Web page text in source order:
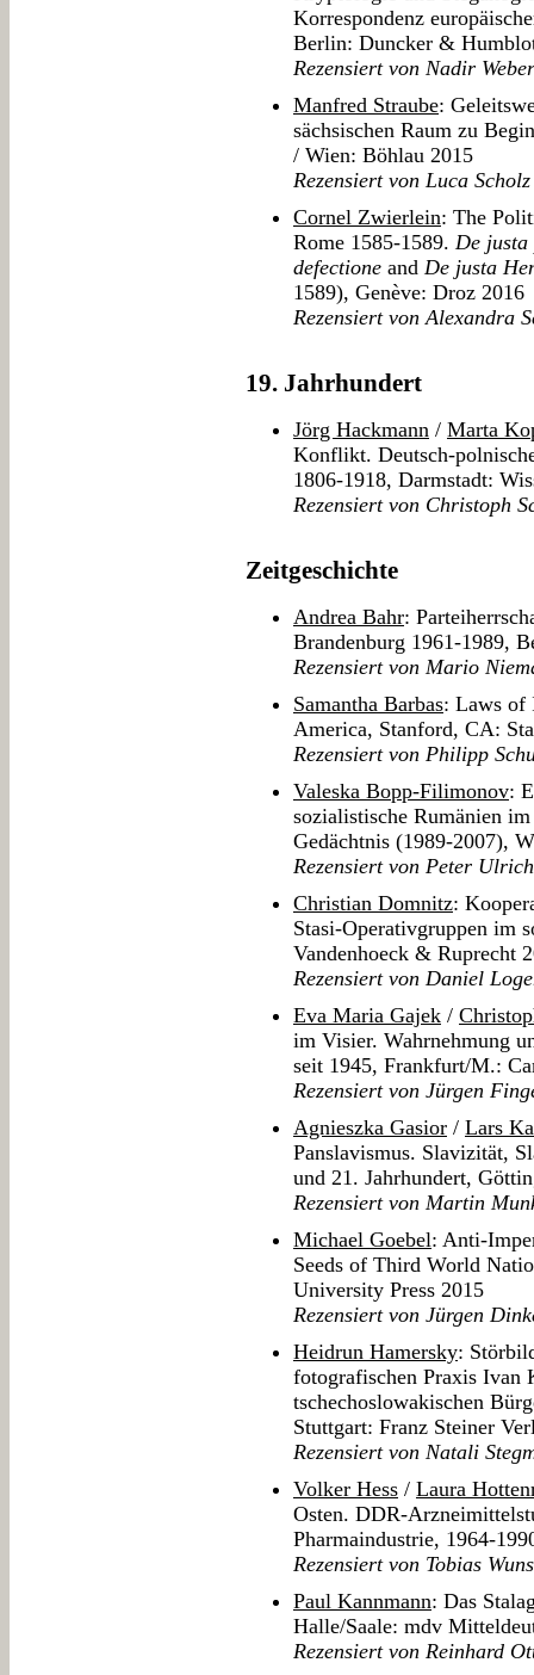
Korrespondenz
Berlin: Duncker &
Rezensiert von Nadir Weber
Manfred Straube:
sächsischen Raum zu
/ Wien: Böhlau 2015
Rezensiert von Luca Scholz
Cornel Zwierlein: The
Rome 1585-1589. De
defectione and De justa
1589), Genève: Droz 2016
Rezensiert von Alexandra
19. Jahrhundert
Jörg Hackmann / Marta
Konflikt. Deutsch-
1806-1918, Darmstadt:
Rezensiert von Christoph
Zeitgeschichte
Andrea Bahr:
Brandenburg 1961-1989,
Rezensiert von Mario
Samantha Barbas: Laws of
America, Stanford, CA:
Rezensiert von Philipp
Valeska Bopp-Filimonov:
sozialistische Rumänien
Gedächtnis (1989-2007),
Rezensiert von Peter
Christian Domnitz:
Stasi-Operativgruppen im
Vandenhoeck & Ruprecht
Rezensiert von Daniel
Eva Maria Gajek /
im Visier. Wahrnehmung
seit 1945, Frankfurt/M.:
Rezensiert von Jürgen
Agnieszka Gasior / Lars
Panslavismus. Slavizität,
und 21. Jahrhundert,
Rezensiert von Martin
Michael Goebel: Anti-
Seeds of Third World
University Press 2015
Rezensiert von Jürgen
Heidrun Hamersky:
fotografischen Praxis Ivan
tschechoslowakischen
Stuttgart: Franz Steiner
Rezensiert von Natali
Volker Hess / Laura
Osten. DDR-
Pharmaindustrie, 1964-
Rezensiert von Tobias
Paul Kannmann: Das
Halle/Saale: mdv
Rezensiert von Reinhard